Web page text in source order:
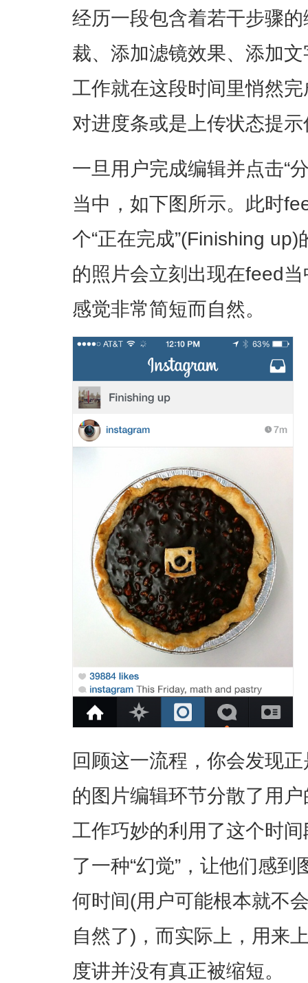
经历一段包含着若干步骤
裁、添加滤镜效果、添加
工作就在这段时间里悄然
对进度条或是上传状态提
一旦用户完成编辑并点击“
当中，如下图所示。此时
个“正在完成”(Finishing
的照片会立刻出现在feed
感觉非常简短而自然。
回顾这一流程，你会发现
的图片编辑环节分散了用
工作巧妙的利用了这个时
了一种“幻觉”，让他们感
何时间(用户可能根本就不
自然了)，而实际上，用来
度讲并没有真正被缩短。